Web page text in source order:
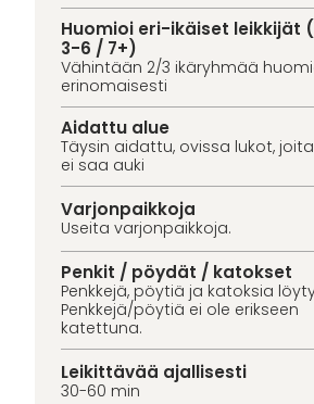
Huomioi eri-ikäiset leikkijät
3-6 / 7+)
Vähintään 2/3 ikäryhmää
erinomaisesti
Aidattu alue
Täysin aidattu, ovissa lukot,
ei saa auki
Varjonpaikkoja
Useita varjonpaikkoja.
Penkit / pöydät / katokset
Penkkejä, pöytiä ja katoksia
Penkkejä/pöytiä ei ole erikseen
katettuna.
Leikittävää ajallisesti
30-60 min